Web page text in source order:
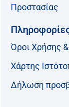
Προστασίας
Όροι Χρήσης
Χάρτης
Δήλωση